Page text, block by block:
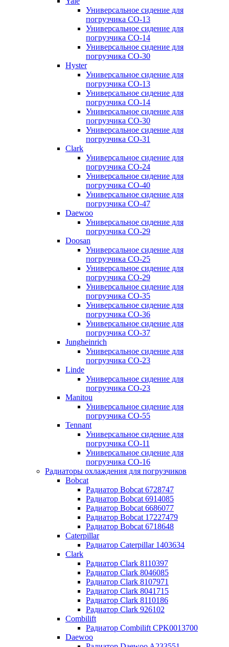
Универсальное сидение для
погрузчика CO-13
Универсальное сидение для
погрузчика CO-14
Универсальное сидение для
погрузчика CO-30
Hyster
Универсальное сидение для
погрузчика CO-13
Универсальное сидение для
погрузчика CO-14
Универсальное сидение для
погрузчика CO-30
Универсальное сидение для
погрузчика CO-31
Clark
Универсальное сидение для
погрузчика CO-24
Универсальное сидение для
погрузчика CO-40
Универсальное сидение для
погрузчика CO-47
Daewoo
Универсальное сидение для
погрузчика CO-29
Doosan
Универсальное сидение для
погрузчика CO-25
Универсальное сидение для
погрузчика CO-29
Универсальное сидение для
погрузчика CO-35
Универсальное сидение для
погрузчика CO-36
Универсальное сидение для
погрузчика CO-37
Jungheinrich
Универсальное сидение для
погрузчика CO-23
Linde
Универсальное сидение для
погрузчика CO-23
Manitou
Универсальное сидение для
погрузчика CO-55
Tennant
Универсальное сидение для
погрузчика CO-11
Универсальное сидение для
погрузчика CO-16
Радиаторы охлаждения для погрузчиков
Bobcat
Радиатор Bobcat 6728747
Радиатор Bobcat 6914085
Радиатор Bobcat 6686077
Радиатор Bobcat 17227479
Радиатор Bobcat 6718648
Caterpillar
Радиатор Caterpillar 1403634
Clark
Радиатор Clark 8110397
Радиатор Clark 8046085
Радиатор Clark 8107971
Радиатор Clark 8041715
Радиатор Clark 8110186
Радиатор Clark 926102
Combilift
Радиатор Combilift CPK0013700
Daewoo